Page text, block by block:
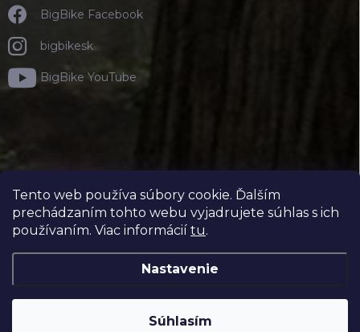
Tento web používa súbory cookie. Ďalším
prechádzaním tohto webu vyjadrujete súhlas s ich
používaním. Viac informácií tu.
Nastavenie
Súhlasím
BigBike Facebook
bigbikesk
BigBike YouTube
BIGBIKE.SK . Všetky práva vyhradené.